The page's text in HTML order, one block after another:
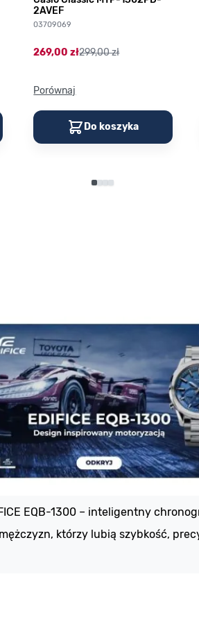
2AVEF
03709069
269,00 zł299,00 zł
Porównaj
Do koszyka
EQB-1300 – inteligentny
którzy lubią szybkość,